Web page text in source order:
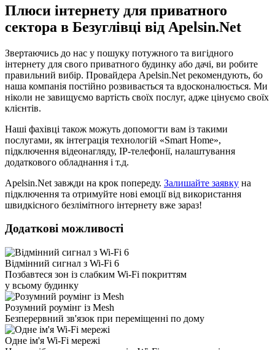
Плюси інтернету для приватного
сектора в Безуглівці від Apelsin.Net
Звертаючись до нас у пошуку потужного та вигідного
інтернету для свого приватного будинку або дачі, ви робите
правильний вибір. Провайдера Apelsin.Net рекомендують, бо
наша компанія постійно розвивається та вдосконалюється. Ми
ніколи не завищуємо вартість своїх послуг, адже цінуємо своїх
клієнтів.
Наші фахівці також можуть допомогти вам із такими
послугами, як інтеграція технологій «Smart Home»,
підключення відеонагляду, IP-телефонії, налаштування
додаткового обладнання і т.д.
Apelsin.Net завжди на крок попереду. Залишайте заявку на
підключення та отримуйте нові емоції від використання
швидкісного безлімітного інтернету вже зараз!
Додаткові можливості
Відмінний сигнал з Wi-Fi 6
Позбавтеся зон із слабким Wi‑Fi покриттям
у всьому будинку
Розумний роумінг із Mesh
Безперервний зв'язок при переміщенні по дому
Одне ім'я Wi-Fi мережі